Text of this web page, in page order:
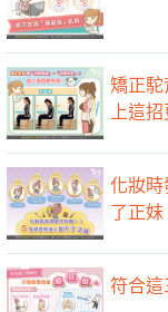
矯正
上這
化妝
了正妹
符合這